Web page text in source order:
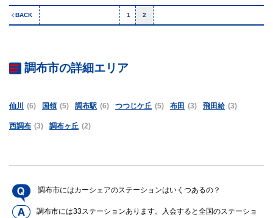
BACK 1 2
調布市の詳細エリア
仙川 (6) 国領 (5) 調布駅 (6) つつじケ丘 (5) 布田 (3) 飛田給 (3)
西調布 (3) 調布ヶ丘 (2)
調布市にはカーシェアのステーションはいくつあるの？
調布市には33ステーションあります。入会すると全国のステーショ